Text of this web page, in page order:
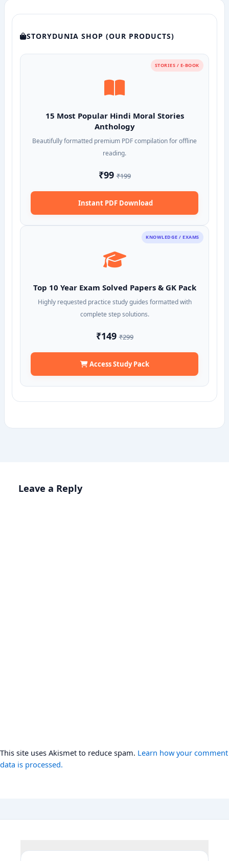
STORYDUNIA SHOP (OUR PRODUCTS)
STORIES / E-BOOK
15 Most Popular Hindi Moral Stories
Anthology
Beautifully formatted premium PDF compilation for offline
reading.
₹99₹199
Instant PDF Download
KNOWLEDGE / EXAMS
Top 10 Year Exam Solved Papers & GK Pack
Highly requested practice study guides formatted with
complete step solutions.
₹149₹299
Access Study Pack
Leave a Reply
This site uses Akismet to reduce spam. Learn how your comment
data is processed.